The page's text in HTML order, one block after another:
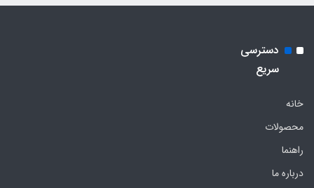
دسترسی
سریع
خانه
محصولات
راهنما
درباره ما